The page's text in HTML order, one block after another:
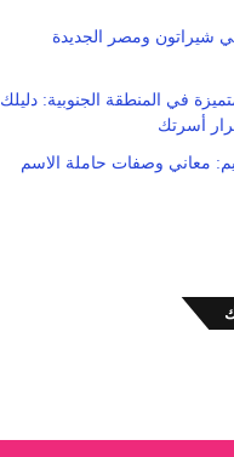
شيراتون ومصر الجديدة
في المنطقة الجنوبية: دليلك
أسرتك
معاني وصفات حاملة الاسم